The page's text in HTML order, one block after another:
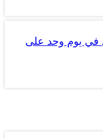
في يوم وحد على